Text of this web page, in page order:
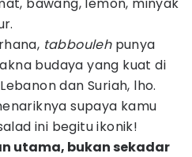
tabbouleh punya
budaya yang kuat di
dan Suriah, lho.
supaya kamu
ini begitu ikonik!
utama, bukan sekadar